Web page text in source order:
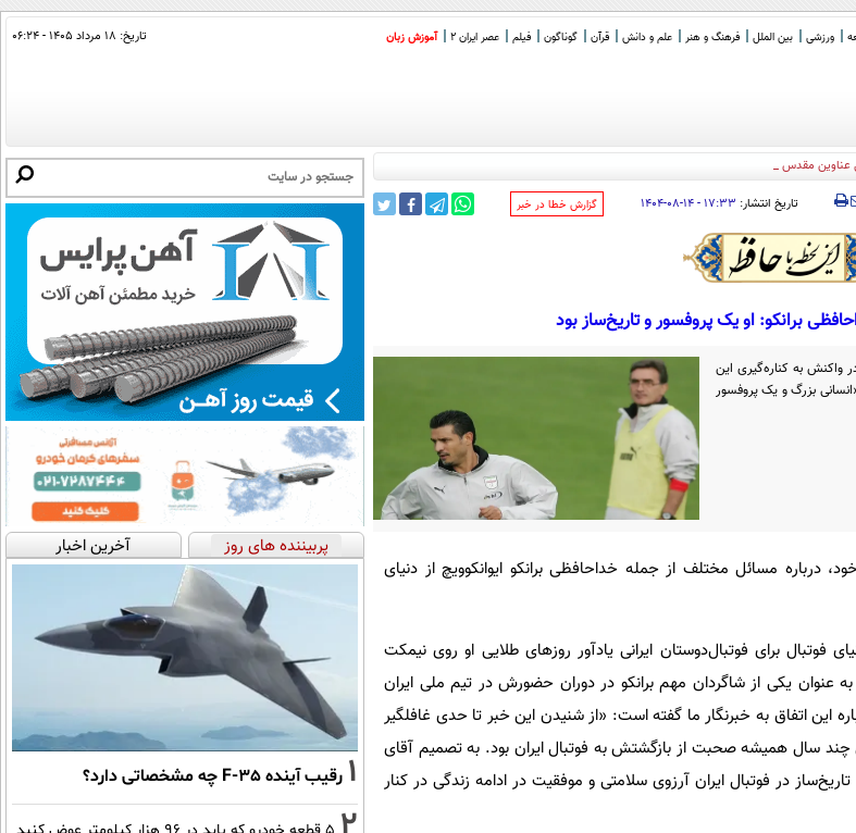
ورزشی بین الملل فرهنگ و هنر علم و دانش قرآن گوناگون فیلم عصر ایران 2 آموزش زبان تاریخ: ۱۸ مرداد ۱۴۰۵ - ۰۶:۲۴
مقدس حزب‌الله، شکلی از
تاریخ انتشار: ۱۷:۳۳ - ۱۴-۰۸-۱۴۰۴ ‌گزارش خطا در خبر
برانکو: او یک پروفسور و تاریخ‌ساز بود
واکنش به کناره‌گیری این
بزرگ و یک پروفسور
درباره مسائل مختلف از جمله خداحافظی برانکو ایوانکوویچ از دنیای
فوتبال برای فوتبال‌دوستان ایرانی یادآور روزهای طلایی او روی نیمکت
یکی از شاگردان مهم برانکو در دوران حضورش در تیم ملی ایران
این اتفاق به خبرنگار ما گفته است: «از شنیدن این خبر تا حدی غافلگیر
چند سال همیشه صحبت از بازگشتش به فوتبال ایران بود. به تصمیم آقای
در فوتبال ایران آرزوی سلامتی و موفقیت در ادامه زندگی در کنار
پربیننده های روز آخرین اخبار
1 رقیب آینده F-35 چه مشخصاتی دارد؟